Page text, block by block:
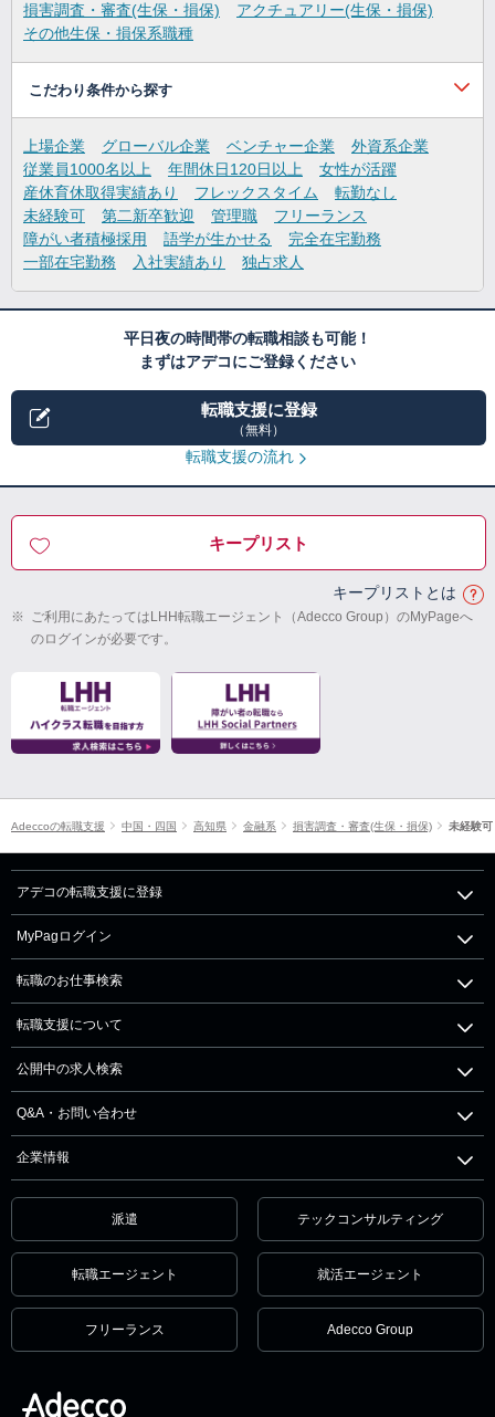
損害調査・審査(生保・損保)
アクチュアリー(生保・損保)
その他生保・損保系職種
こだわり条件から探す
上場企業 グローバル企業 ベンチャー企業
外資系企業
従業員1000名以上
年間休日120日以上
女性が活躍
産休育休取得実績あり
フレックスタイム
転勤なし
未経験可
第二新卒歓迎 管理職
フリーランス
障がい者積極採用
語学が生かせる
完全在宅勤務
一部在宅勤務
入社実績あり 独占求人
平日夜の時間帯の転職相談も可能！
まずはアデコにご登録ください
転職支援に登録
（無料）
転職支援の流れ
キープリスト
キープリストとは
※ ご利用にあたってはLHH転職エージェント（Adecco Group）のMyPageへ
のログインが必要です。
Adeccoの転職支援 中国・四国 高知県 金融系 損害調査・審査(生保・損保) 未経験可
アデコの転職支援に登録
MyPagログイン
転職のお仕事検索
転職支援について
公開中の求人検索
Q&A・お問い合わせ
企業情報
派遣 テックコンサルティング
転職エージェント 就活エージェント
フリーランス Adecco Group